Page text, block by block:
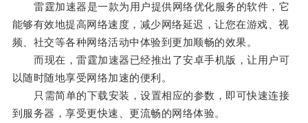
雷霆加速器是一款为用户提供网络优化服务的软件，它
能够有效地提高网络速度，减少网络延迟，让您在游戏、视
频、社交等各种网络活动中体验到更加顺畅的效果。
而现在，雷霆加速器已经推出了安卓手机版，让用户可
以随时随地享受网络加速的便利。
只需简单的下载安装，设置相应的参数，即可快速连接
到服务器，享受更快速、更流畅的网络体验。